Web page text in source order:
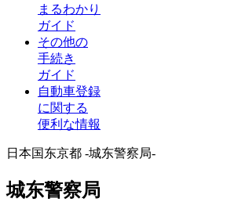
まるわかり
ガイド
その他の
手続き
ガイド
自動車登録
に関する
便利な情報
日本国东京都 -城东警察局-
城东警察局